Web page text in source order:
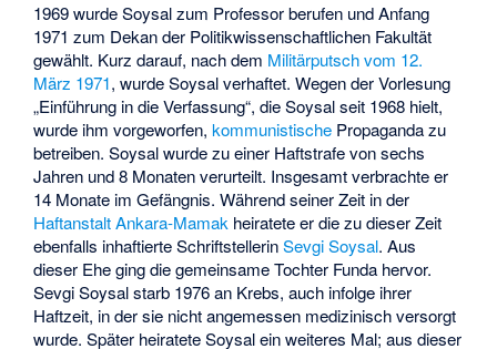
1969 wurde Soysal zum Professor berufen und Anfang
1971 zum Dekan der Politikwissenschaftlichen Fakultät
gewählt. Kurz darauf, nach dem Militärputsch vom 12.
März 1971, wurde Soysal verhaftet. Wegen der Vorlesung
„Einführung in die Verfassung“, die Soysal seit 1968 hielt,
wurde ihm vorgeworfen,kommunistische Propaganda zu
betreiben. Soysal wurde zu einer Haftstrafe von sechs
Jahren und 8 Monaten verurteilt. Insgesamt verbrachte er
14 Monate im Gefängnis. Während seiner Zeit in der
Haftanstalt Ankara-Mamak heiratete er die zu dieser Zeit
ebenfalls inhaftierte SchriftstellerinSevgi Soysal. Aus
dieser Ehe ging die gemeinsame Tochter Funda hervor.
Sevgi Soysal starb 1976 an Krebs, auch infolge ihrer
Haftzeit, in der sie nicht angemessen medizinisch versorgt
wurde. Später heiratete Soysal ein weiteres Mal; aus dieser